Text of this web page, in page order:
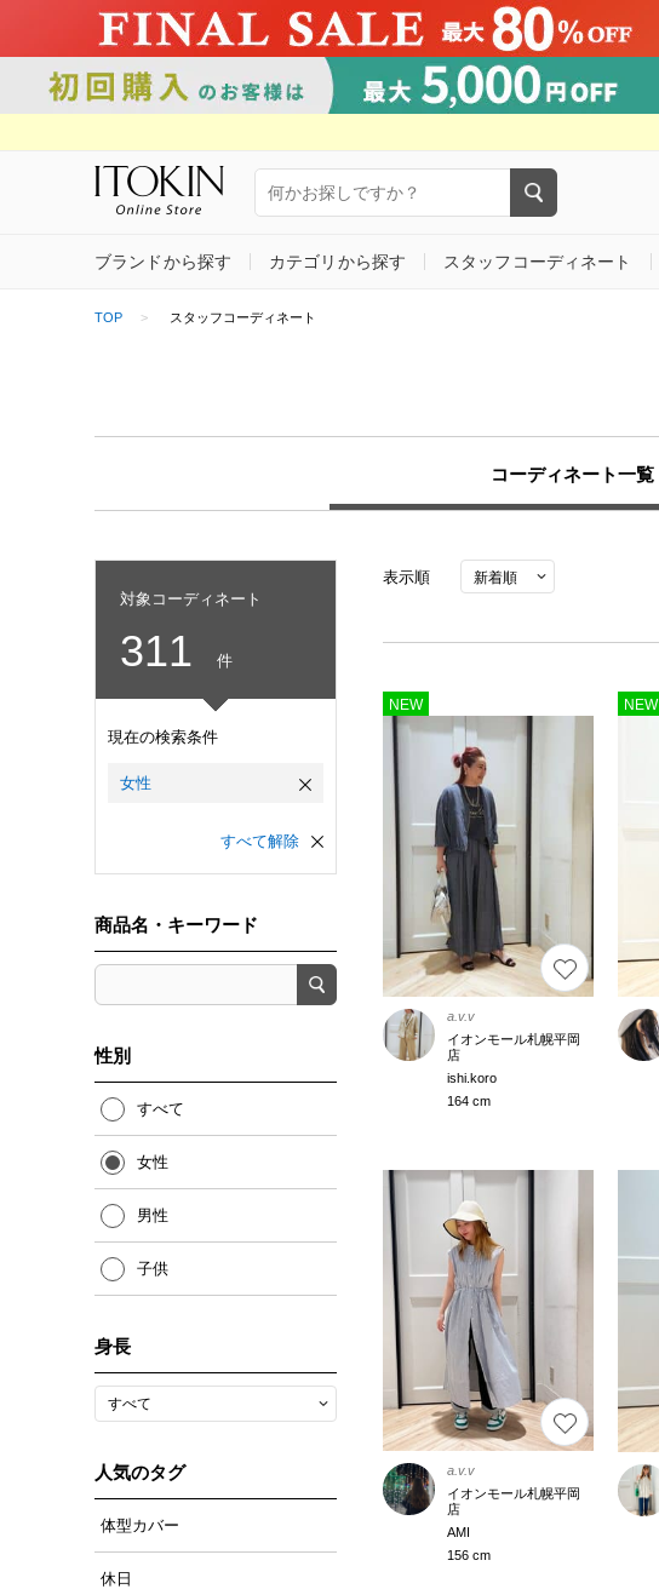
ブランドから探す カテゴリから探す スタッフコーディネート
TOP スタッフコーディネート
コーディネート一覧
対象コーディネート
311 件
現在の検索条件
女性
すべて解除
商品名・キーワード
性別
すべて
女性
男性
子供
身長
人気のタグ
体型カバー
休日
表示順
NEW
a.v.v
イオンモール札幌平岡
店
ishi.koro
164 cm
NEW
a.v.v
イオンモール札幌平岡
店
AMI
156 cm